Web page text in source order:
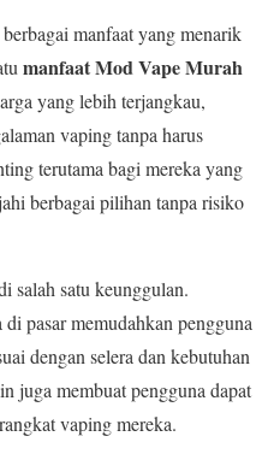
manfaat yang menarik
manfaat Mod Vape Murah
yang lebih terjangkau,
vaping tanpa harus
terutama bagi mereka yang
berbagai pilihan tanpa risiko
salah satu keunggulan.
pasar memudahkan pengguna
dengan selera dan kebutuhan
juga membuat pengguna dapat
vaping mereka.